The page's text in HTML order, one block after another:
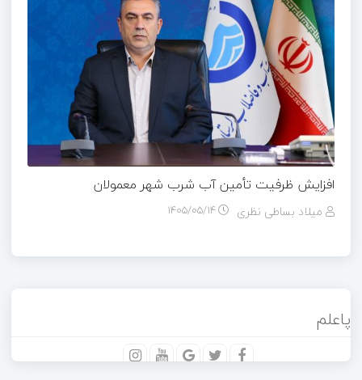
افزایش ظرفیت تأمین آب شرب شهر معمولان
میلاد بساطی نظری ۱۴۰۵/۰۵/۱۴
پاعلم